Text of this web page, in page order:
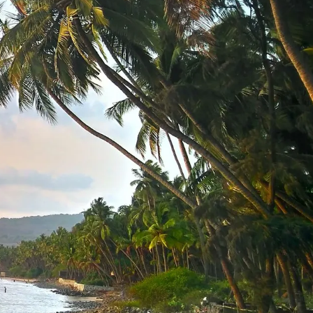
जिंजिरे - अर्नाळा 🚩 🚩 🚩
गणेशकुंड
चलन परिवर्तक